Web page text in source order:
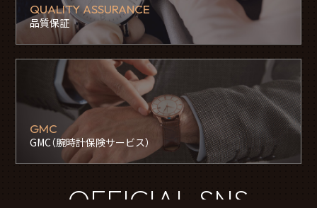
QUALITY ASSURANCE
品質保証
GMC
GMC（腕時計保険サービス）
OFFICIAL SNS